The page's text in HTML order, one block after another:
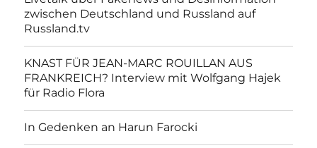
zwischen Deutschland und Russland auf
Russland.tv
KNAST FÜR JEAN-MARC ROUILLAN AUS
FRANKREICH? Interview mit Wolfgang Hajek
für Radio Flora
In Gedenken an Harun Farocki